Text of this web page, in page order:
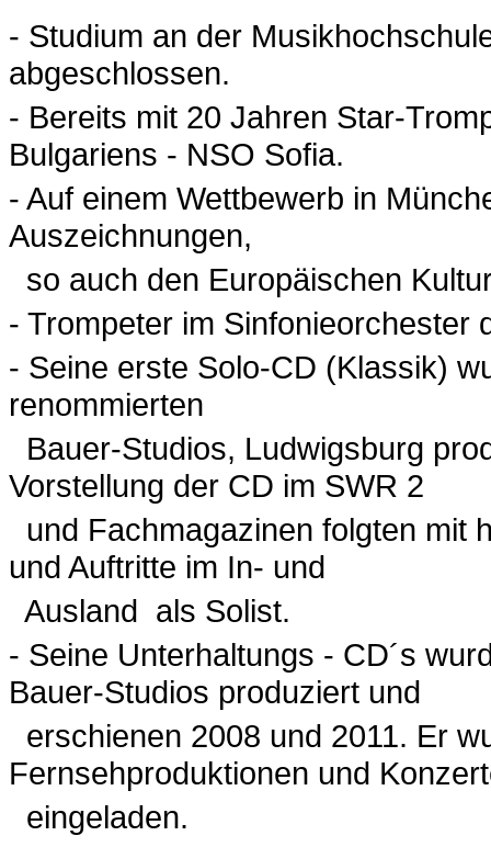
- Studium an der
abgeschlossen.
- Bereits mit 20 Jahren Star-
Bulgariens - NSO Sofia.
- Auf einem Wettbewerb in
Auszeichnungen,
so auch den Europäischen
- Trompeter im Sinfonieorchester
- Seine erste Solo-CD (Klassik)
renommierten
Bauer-Studios, Ludwigsburg
Vorstellung der CD im SWR 2
und Fachmagazinen folgten mit
und Auftritte im In- und
Ausland als Solist.
- Seine Unterhaltungs - CD´s
Bauer-Studios produziert und
erschienen 2008 und 2011. Er
Fernsehproduktionen und
eingeladen.